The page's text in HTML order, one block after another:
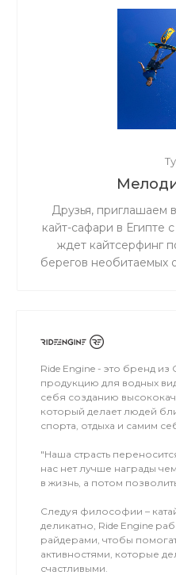
Друзья, приглашаем
кайт-сафари в Египте
ждет кайтсерфинг
берегов необитаемых
Ride Engine - это бренд
продукцию для водных
себя созданию
который делает людей
спорта, отдыха и самим
"Наша страсть
нас нет лучше награды
в жизнь, а потом
Следуя философии –
деликатно, Ride Engine
райдерами, чтобы
активностями, которые
счастливыми.